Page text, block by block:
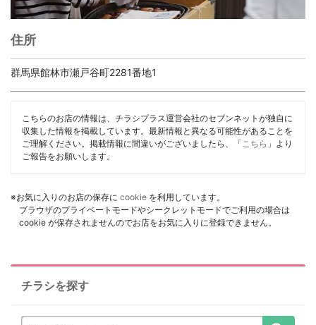
住所
群馬県館林市瀬戸谷町2281番地1
こちらのお店の情報は、チラシプラス運営会社のセブンネットが独自に
収集した情報を掲載しています。最新情報と異なる可能性があることを
ご理解ください。掲載情報に間違いがございましたら、「 こちら 」より
ご報告をお願いします。
※お気に入りのお店の保存に cookie を利用しています。
ブラウザのプライベートモードやシークレットモードでご利用の場合は
cookie が保存されませんのでお店をお気に入りに登録できません。
チラシを探す